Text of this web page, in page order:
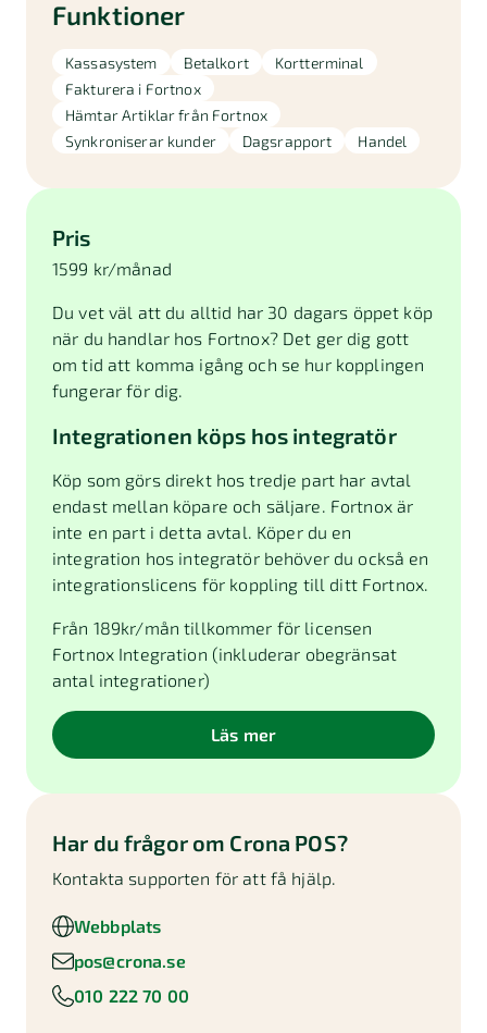
Funktioner
Kassasystem Betalkort
Kortterminal
Fakturera i Fortnox
Hämtar Artiklar från Fortnox
Synkroniserar kunder
Dagsrapport Handel
Pris
1599 kr/månad
Du vet väl att du alltid har 30 dagars öppet köp
när du handlar hos Fortnox? Det ger dig gott
om tid att komma igång och se hur kopplingen
fungerar för dig.
Integrationen köps hos integratör
Köp som görs direkt hos tredje part har avtal
endast mellan köpare och säljare. Fortnox är
inte en part i detta avtal. Köper du en
integration hos integratör behöver du också en
integrationslicens för koppling till ditt Fortnox.
Från 189kr/mån tillkommer för licensen
Fortnox Integration (inkluderar obegränsat
antal integrationer)
Läs mer
Har du frågor om Crona POS?
Kontakta supporten för att få hjälp.
Webbplats
pos@crona.se
010 222 70 00